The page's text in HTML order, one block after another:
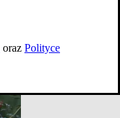
oraz Polityce